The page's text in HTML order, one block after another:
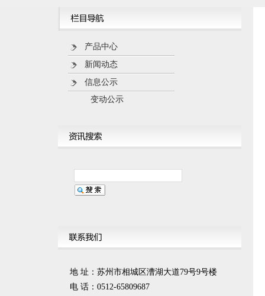
产品中心
新闻动态
信息公示
变动公示
地 址：苏州市相城区漕湖大道79号9号楼
电 话：0512-65809687